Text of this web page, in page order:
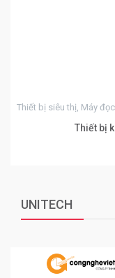
Thiết bị siêu thị, Máy
Thiết bị
UNITECH